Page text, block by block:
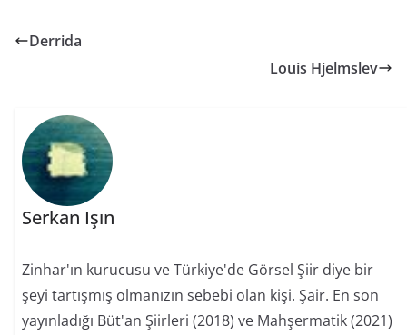
Derrida
Louis Hjelmslev
Serkan Işın
Zinhar'ın kurucusu ve Türkiye'de Görsel Şiir diye bir
şeyi tartışmış olmanızın sebebi olan kişi. Şair. En son
yayınladığı Büt'an Şiirleri (2018) ve Mahşermatik (2021)